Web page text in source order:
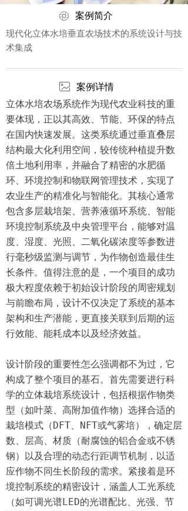
案例简介
现代化立体水培垂直农场技术的系统设计与技
术集成
案例详情
立体水培农场系统作为现代农业科技的重
要体现，正以其高效、节能、环保的特点
在国内快速发展。这类系统通过垂直叠层
结构最大化利用空间，较传统种植提升数
倍土地利用率，并融合了精密的水肥循
环、环境控制和物联网管理技术，实现了
农业生产的精准化与智能化。其核心通常
包含多层栽培架、营养液循环系统、智能
环境控制系统及中央管理平台，能够对温
度、湿度、光照、二氧化碳浓度等参数进
行毫秒级监测与调节，为作物创造最佳生
长条件。值得注意的是，一个项目的成功
极大程度依赖于初始设计阶段的周密规划
与前瞻布局，设计不仅决定了系统的基本
架构和生产潜能，更直接关联到后期的运
行效能、能耗成本以及经济效益。
设计阶段的重要性怎么强调都不为过，它
构成了整个项目的基石。首先需要进行科
学的立体栽培系统设计，包括根据作物类
型（如叶菜、高附加值作物）选择合适的
栽培模式（DFT、NFT或气雾培），确定层
数、层高、材质（耐腐蚀的铝合金或不锈
钢）以及合理的动态行距调节机制，以适
应作物不同生长阶段的需求。紧接着是环
境控制系统的精密设计，涵盖人工光系统
（如可调光谱LED的光谱配比、光强、节
ꁵ
ꂈ